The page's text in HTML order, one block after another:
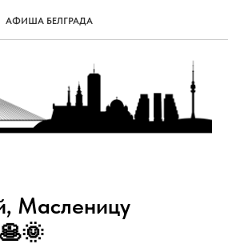
АФИША БЕЛГРАДА
Масленицу